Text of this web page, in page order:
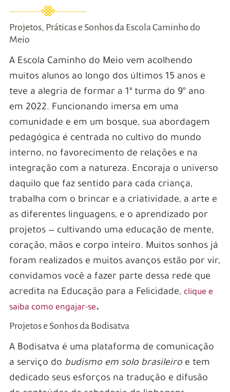
Projetos, Práticas e Sonhos da Escola Caminho do
Meio
A Escola Caminho do Meio vem acolhendo
muitos alunos ao longo dos últimos 15 anos e
teve a alegria de formar a 1ª turma do 9º ano
em 2022. Funcionando imersa em uma
comunidade e em um bosque, sua abordagem
pedagógica é centrada no cultivo do mundo
interno, no favorecimento de relações e na
integração com a natureza. Encoraja o universo
daquilo que faz sentido para cada criança,
trabalha com o brincar e a criatividade, a arte e
as diferentes linguagens, e o aprendizado por
projetos — cultivando uma educação de mente,
coração, mãos e corpo inteiro. Muitos sonhos já
foram realizados e muitos avanços estão por vir,
convidamos você a fazer parte dessa rede que
acredita na Educação para a Felicidade, clique e
saiba como engajar-se.
Projetos e Sonhos da Bodisatva
A Bodisatva é uma plataforma de comunicação
a serviço do budismo em solo brasileiroe tem
dedicado seus esforços na tradução e difusão